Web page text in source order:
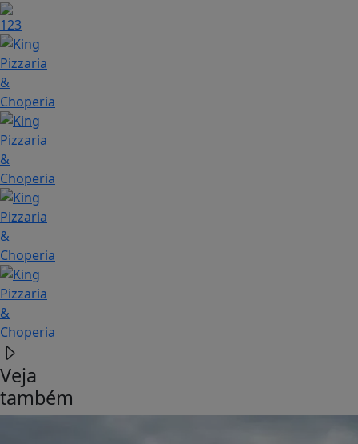
Veja
também